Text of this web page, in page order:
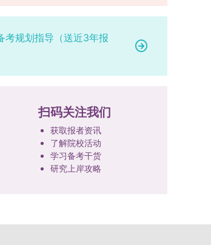
根据招生计划、考生总成绩、思想政治表现及
心健康状况等因素确定拟录取名单。3.拟录取考
上公示，并完成体检、政审、调档等程序后，学
将向合格考生寄发录取通知书。
设成效显著，1个项目入选教育部主题案例
，“十四五”以来获批省级案例库项目70余项、省
野。通过系列改革，研究生科研创新与学科竞赛
果丰硕：2024年，研究生以第一作者发表的三
索论文占比达91.55%；在“中国研究生创新实践
赛”等赛事中，获国家级奖项30余项、省级奖项
余项。（一）推进分类培养与课程体系建设学
设通过科技小院、联合培养基地等载体，推动
考规划指导（送近3年报
扫码关注我们
获取报者资讯
了解院校活动
学习备考干货
研究上岸攻略